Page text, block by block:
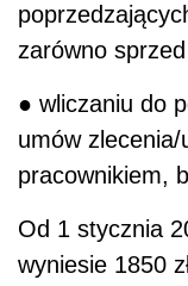
zarówno
● wliczaniu do
umów zlecenia/
pracownikiem,
Od 1 stycznia
wyniesie 1850